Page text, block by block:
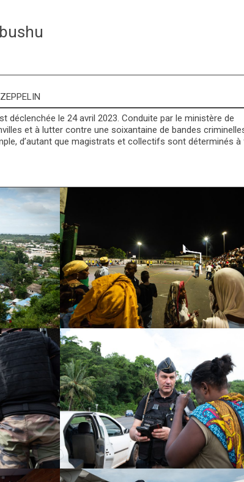
déclenchée le 24 avril 2023. Conduite par le ministère de
et à lutter contre une soixantaine de bandes
d’autant que magistrats et collectifs sont déterminés à